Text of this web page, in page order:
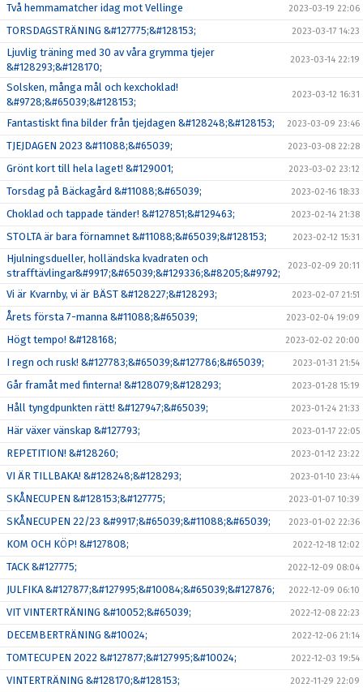
Två hemmamatcher idag mot Vellinge 2023-03-19 22:06
TORSDAGSTRÄNING &#127775;&#128153; 2023-03-17 14:23
Ljuvlig träning med 30 av våra grymma tjejer
&#128293;&#128170;
2023-03-14 22:19
Solsken, många mål och kexchoklad!
&#9728;&#65039;&#128153;
2023-03-12 16:31
Fantastiskt fina bilder från tjejdagen &#128248;&#128153; 2023-03-09 23:46
TJEJDAGEN 2023 &#11088;&#65039; 2023-03-08 22:28
Grönt kort till hela laget! &#129001; 2023-03-02 23:12
Torsdag på Bäckagård &#11088;&#65039; 2023-02-16 18:33
Choklad och tappade tänder! &#127851;&#129463; 2023-02-14 21:38
STOLTA är bara förnamnet &#11088;&#65039;&#128153; 2023-02-12 15:31
Hjulningsdueller, holländska kvadraten och
strafftävlingar&#9917;&#65039;&#129336;&#8205;&#9792;
2023-02-09 20:11
Vi är Kvarnby, vi är BÄST &#128227;&#128293; 2023-02-07 21:51
Årets första 7-manna &#11088;&#65039; 2023-02-04 19:09
Högt tempo! &#128168; 2023-02-02 20:00
I regn och rusk! &#127783;&#65039;&#127786;&#65039; 2023-01-31 21:54
Går framåt med finterna! &#128079;&#128293; 2023-01-28 15:19
Håll tyngdpunkten rätt! &#127947;&#65039; 2023-01-24 21:33
Här växer vänskap &#127793; 2023-01-17 22:05
REPETITION! &#128260; 2023-01-12 23:22
VI ÄR TILLBAKA! &#128248;&#128293; 2023-01-10 23:44
SKÅNECUPEN &#128153;&#127775; 2023-01-07 10:39
SKÅNECUPEN 22/23 &#9917;&#65039;&#11088;&#65039; 2023-01-02 22:36
KOM OCH KÖP! &#127808; 2022-12-18 12:02
TACK &#127775; 2022-12-09 08:04
JULFIKA &#127877;&#127995;&#10084;&#65039;&#127876; 2022-12-09 06:10
VIT VINTERTRÄNING &#10052;&#65039; 2022-12-08 22:23
DECEMBERTRÄNING &#10024; 2022-12-06 21:14
TOMTECUPEN 2022 &#127877;&#127995;&#10024; 2022-12-03 19:54
VINTERTRÄNING &#128170;&#128153; 2022-11-29 22:09